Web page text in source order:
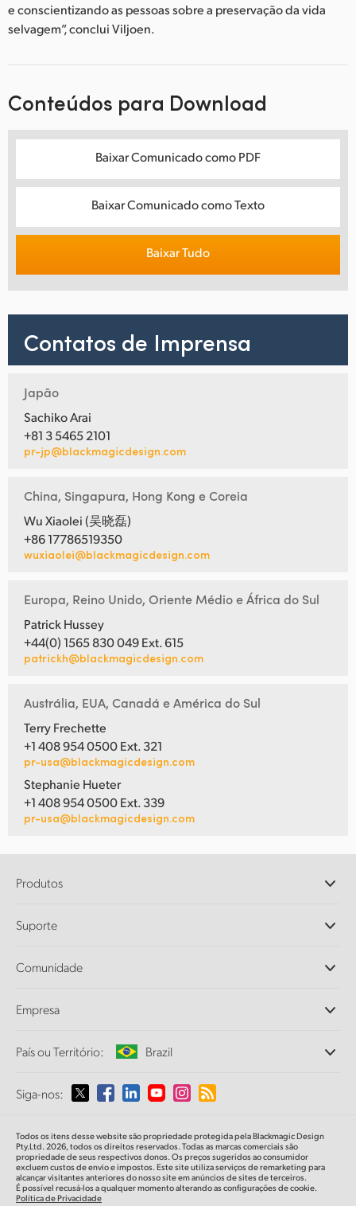
e conscientizando as pessoas sobre a preservação da vida
selvagem”, conclui Viljoen.
Conteúdos para Download
Baixar Comunicado como PDF
Baixar Comunicado como Texto
Baixar Tudo
Contatos de Imprensa
Japão
Sachiko Arai
+81 3 5465 2101
pr-jp@blackmagicdesign.com
China, Singapura, Hong Kong e Coreia
Wu Xiaolei (吴晓磊)
+86 17786519350
wuxiaolei@blackmagicdesign.com
Europa, Reino Unido, Oriente Médio e África do Sul
Patrick Hussey
+44(0) 1565 830 049 Ext. 615
patrickh@blackmagicdesign.com
Austrália, EUA, Canadá e América do Sul
Terry Frechette
+1 408 954 0500 Ext. 321
pr-usa@blackmagicdesign.com
Stephanie Hueter
+1 408 954 0500 Ext. 339
pr-usa@blackmagicdesign.com
Produtos
DaVinci Resolve e Fusion
Ultimatte
Captura e Reprodução
Conversão de Padrões
Monitoramento
Armazenamento em Rede
Roteamento e Distribuição
Streaming e Codificação
Suporte
Central de Suporte Técnico
Comunidade
Empresa
Sobre a Blackmagic Design
Imprensa
País ou Território: Brazil
Selecione seu país ou território
Australia
Austria
Siga-nos:
Todos os itens desse website são propriedade protegida pela Blackmagic Design
Pty.Ltd. 2026, todos os direitos reservados. Todas as marcas comerciais são
propriedade de seus respectivos donos. Os preços sugeridos ao consumidor
excluem custos de envio e impostos. Este site utiliza serviços de remarketing para
alcançar visitantes anteriores do nosso site em anúncios de sites de terceiros.
É possível recusá-los a qualquer momento alterando as configurações de cookie.
Política de Privacidade